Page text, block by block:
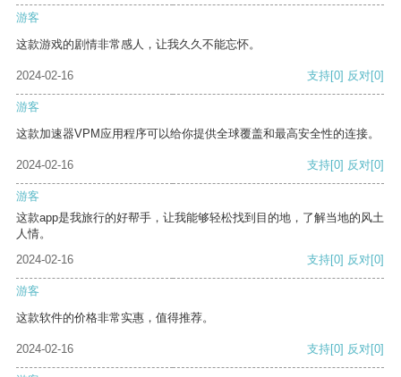
游客
这款游戏的剧情非常感人，让我久久不能忘怀。
2024-02-16 支持[0] 反对[0]
游客
这款加速器VPM应用程序可以给你提供全球覆盖和最高安全性的连接。
2024-02-16 支持[0] 反对[0]
游客
这款app是我旅行的好帮手，让我能够轻松找到目的地，了解当地的风土
人情。
2024-02-16
支持[0] 反对[0]
游客
这款软件的价格非常实惠，值得推荐。
2024-02-16 支持[0] 反对[0]